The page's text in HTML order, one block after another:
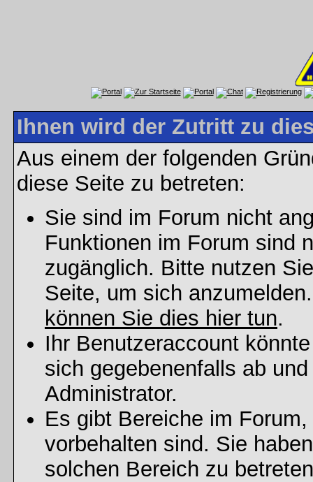
Ihnen wird der Zutritt zu
Aus einem der folgenden
diese Seite zu betreten:
Sie sind im Forum nicht
Funktionen im Forum sind
zugänglich. Bitte nutzen
Seite, um sich
können Sie dies hier tun.
Ihr Benutzeraccount
sich gegebenenfalls ab
Administrator.
Es gibt Bereiche im
vorbehalten sind. Sie
solchen Bereich zu